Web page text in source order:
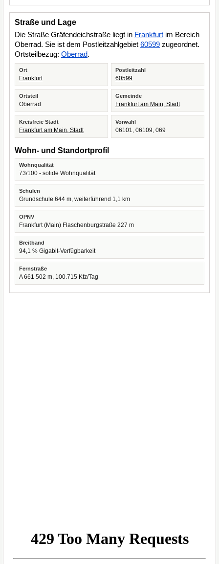
Straße und Lage
Die Straße Gräfendeichstraße liegt in Frankfurt im Bereich
Oberrad. Sie ist dem Postleitzahlgebiet 60599 zugeordnet.
Ortsteilbezug: Oberrad.
Ort
Frankfurt
Postleitzahl
60599
Ortsteil
Oberrad
Gemeinde
Frankfurt am Main, Stadt
Kreisfreie Stadt
Frankfurt am Main, Stadt
Vorwahl
06101, 06109, 069
Wohn- und Standortprofil
Wohnqualität
73/100 - solide Wohnqualität
Schulen
Grundschule 644 m, weiterführend 1,1 km
ÖPNV
Frankfurt (Main) Flaschenburgstraße 227 m
Breitband
94,1 % Gigabit-Verfügbarkeit
Fernstraße
A 661 502 m, 100.715 Kfz/Tag